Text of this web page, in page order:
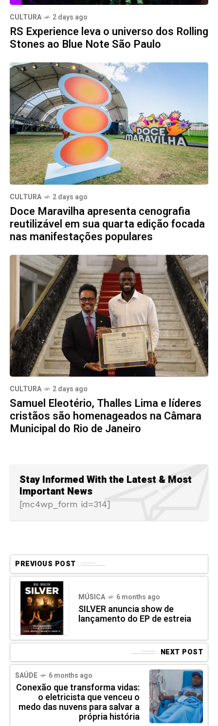
CULTURA 2 days ago
RS Experience leva o universo dos Rolling
Stones ao Blue Note São Paulo
CULTURA 2 days ago
Doce Maravilha apresenta cenografia
reutilizável em sua quarta edição focada
nas manifestações populares
CULTURA 2 days ago
Samuel Eleotério, Thalles Lima e líderes
cristãos são homenageados na Câmara
Municipal do Rio de Janeiro
Stay Informed With the Latest & Most
Important News
[mc4wp_form id=314]
PREVIOUS POST
MÚSICA 6 months ago
SILVER anuncia show de
lançamento do EP de estreia
NEXT POST
SAÚDE 6 months ago
Conexão que transforma vidas:
o eletricista que venceu o
medo das nuvens para salvar a
própria história